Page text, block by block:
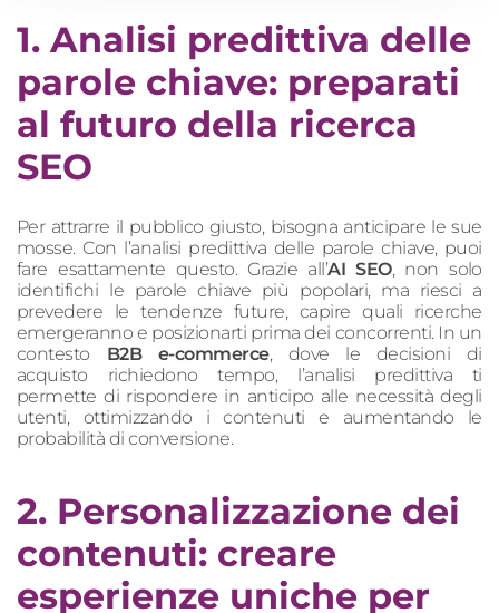
1. Analisi predittiva delle
parole chiave: preparati
al futuro della ricerca
SEO
Per attrarre il pubblico giusto, bisogna anticipare le sue
mosse. Con l’analisi predittiva delle parole chiave, puoi
fare esattamente questo. Grazie all’AI SEO, non solo
identifichi le parole chiave più popolari, ma riesci a
prevedere le tendenze future, capire quali ricerche
emergeranno e posizionarti prima dei concorrenti. In un
contesto B2B e-commerce, dove le decisioni di
acquisto richiedono tempo, l’analisi predittiva ti
permette di rispondere in anticipo alle necessità degli
utenti, ottimizzando i contenuti e aumentando le
probabilità di conversione.
2. Personalizzazione dei
contenuti: creare
esperienze uniche per